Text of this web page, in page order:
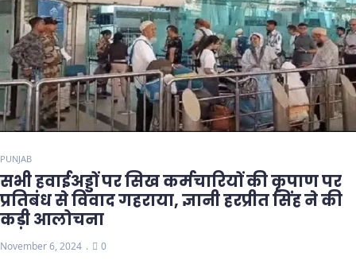
PUNJAB
सभी हवाईअड्डों पर सिख कर्मचारियों की कृपाण पर
प्रतिबंध से विवाद गहराया, ज्ञानी हरप्रीत सिंह ने की
कड़ी आलोचना
November 6, 2024 0